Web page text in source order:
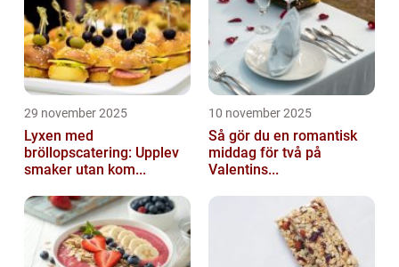
29 november 2025
Lyxen med
bröllopscatering: Upplev
smaker utan kom...
10 november 2025
Så gör du en romantisk
middag för två på
Valentins...